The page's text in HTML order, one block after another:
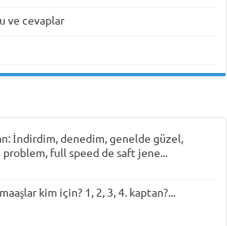
ve cevaplar
İndirdim, denedim, genelde güzel,
full speed de saft jene...
kim için? 1, 2, 3, 4. kaptan?...